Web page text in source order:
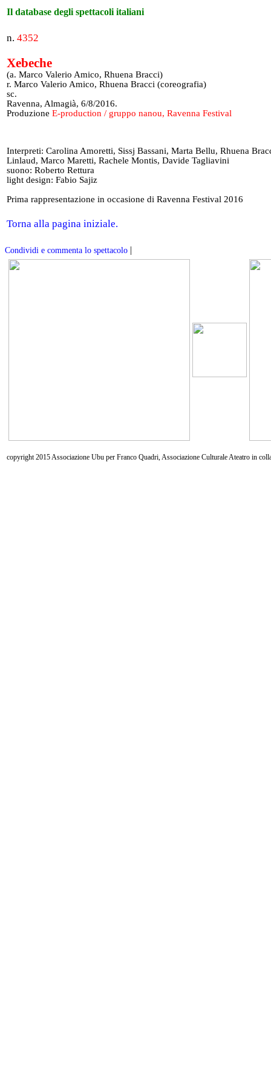
Il database degli spettacoli italiani
n. 4352
Xebeche
(a. Marco Valerio Amico, Rhuena Bracci)
r. Marco Valerio Amico, Rhuena Bracci (coreografia)
sc.
Ravenna, Almagià, 6/8/2016.
Produzione E-production / gruppo nanou, Ravenna Festival
Interpreti: Carolina Amoretti, Sissj Bassani, Marta Bellu, Rhuena
Linlaud, Marco Maretti, Rachele Montis, Davide Tagliavini
suono: Roberto Rettura
light design: Fabio Sajiz
Prima rappresentazione in occasione di Ravenna Festival 2016
Torna alla pagina iniziale.
Condividi e commenta lo spettacolo |
copyright 2015 Associazione Ubu per Franco Quadri, Associazione Culturale Ateatro in